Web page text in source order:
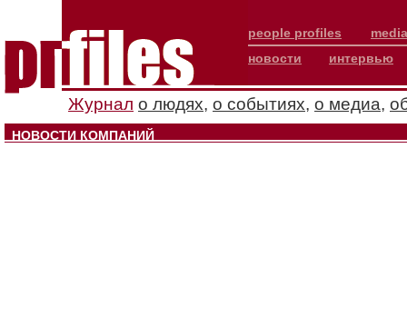
people profiles
новости
интервью
Журнал о людях, о событиях, о медиа,
НОВОСТИ КОМПАНИЙ